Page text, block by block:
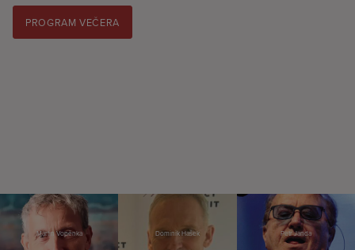
PROGRAM VEČERA
Martin Vopěnka Dominik Hašek Petr Janda